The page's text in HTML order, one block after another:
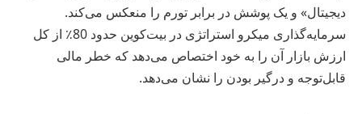
دیجیتال» و یک پوشش در برابر تورم را منعکس می‌کند.
سرمایه‌گذاری میکرو استراتژی در بیت‌کوین حدود 80٪ از کل
ارزش بازار آن را به خود اختصاص می‌دهد که خطر مالی
قابل‌توجه و درگیر بودن را نشان می‌دهد.